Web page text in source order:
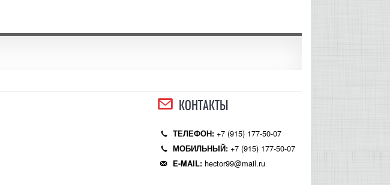
КОНТАКТЫ
ТЕЛЕФОН: +7 (915) 177-50-07
МОБИЛЬНЫЙ: +7 (915) 177-50-07
E-MAIL: hector99@mail.ru